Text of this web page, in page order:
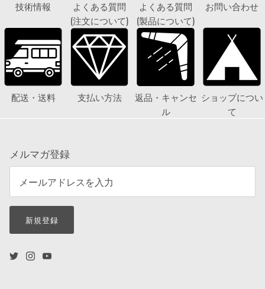
技術情報
よくある質問
(注文について)
よくある質問
(製品について)
お問い合わせ
配送・送料 支払い方法
返品・キャンセ
ル
ショップについ
て
メルマガ登録
新規登録